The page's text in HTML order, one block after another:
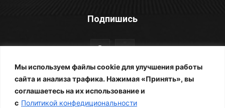
Мы используем файлы cookie для улучшения работы
сайта и анализа трафика. Нажимая «Принять», вы
соглашаетесь на их использование и
с Политикой конфедициональности
Подпишись
© Новости Саратова 2014-2025